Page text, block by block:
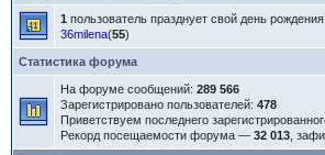
1 пользователь празднует свой день рождения
36milena(55)
Статистика форума
На форуме сообщений: 289 566
Зарегистрировано пользователей: 478
Приветствуем последнего
Рекорд посещаемости форума — 32 013,